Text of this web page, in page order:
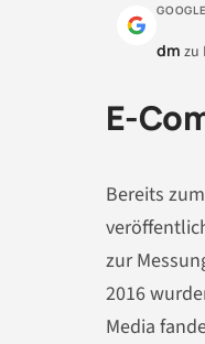
dm zu
E-
Bereits
zur
2016
Media